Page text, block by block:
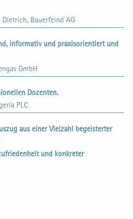
Bauerfeind AG
informativ und praxisorientiert und
GmbH
Dozenten.
PLC
aus einer Vielzahl begeisterter
und konkreter